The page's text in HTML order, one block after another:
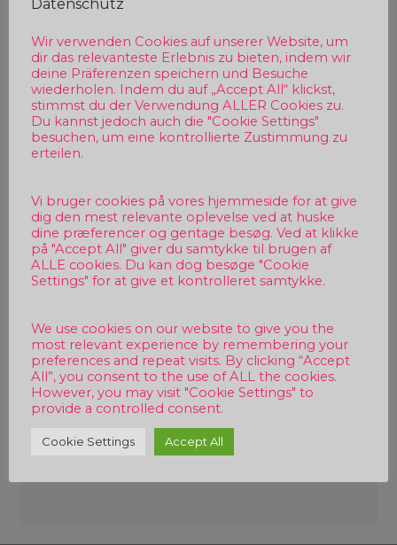
Beitragsnavigation
Datenschutz
Wir verwenden Cookies auf unserer Website, um
dir das relevanteste Erlebnis zu bieten, indem wir
deine Präferenzen speichern und Besuche
wiederholen. Indem du auf „Accept All“ klickst,
stimmst du der Verwendung ALLER Cookies zu.
Du kannst jedoch auch die "Cookie Settings"
besuchen, um eine kontrollierte Zustimmung zu
erteilen.
Vi bruger cookies på vores hjemmeside for at give
dig den mest relevante oplevelse ved at huske
dine præferencer og gentage besøg. Ved at klikke
på "Accept All" giver du samtykke til brugen af
ALLE cookies. Du kan dog besøge "Cookie
Settings" for at give et kontrolleret samtykke.
We use cookies on our website to give you the
most relevant experience by remembering your
preferences and repeat visits. By clicking “Accept
All”, you consent to the use of ALL the cookies.
However, you may visit "Cookie Settings" to
provide a controlled consent.
Cookie Settings Accept All